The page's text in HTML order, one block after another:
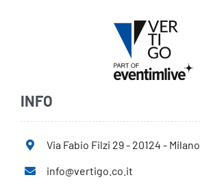
INFO
Via Fabio Filzi 29 - 20124 - Milano
info@vertigo.co.it